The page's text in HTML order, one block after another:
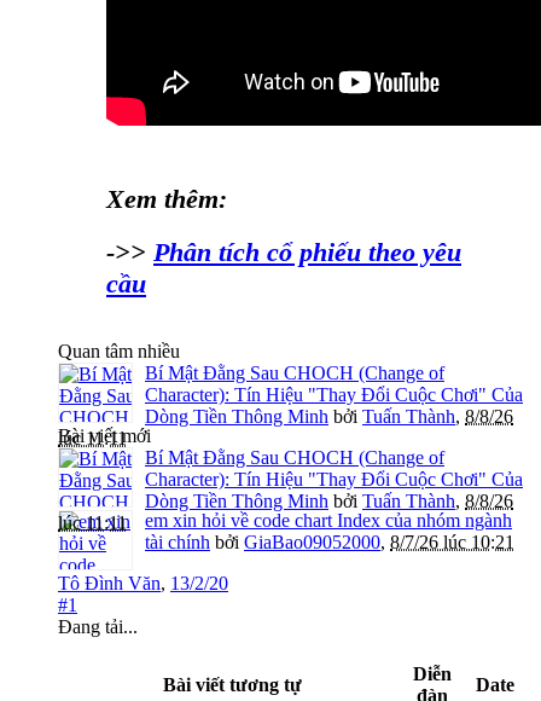
Xem thêm:
->> Phân tích cổ phiếu theo yêu
cầu
Quan tâm nhiều
Bí Mật Đằng Sau CHOCH (Change of
Character): Tín Hiệu "Thay Đổi Cuộc Chơi" Của
Dòng Tiền Thông Minh bởi Tuấn Thành, 8/8/26
lúc 11:11
Bài viết mới
Bí Mật Đằng Sau CHOCH (Change of
Character): Tín Hiệu "Thay Đổi Cuộc Chơi" Của
Dòng Tiền Thông Minh bởi Tuấn Thành, 8/8/26
lúc 11:11
em xin hỏi về code chart Index của nhóm ngành
tài chính bởi GiaBao09052000, 8/7/26 lúc 10:21
Tô Đình Văn, 13/2/20
#1
Đang tải...
Bài viết tương tự
Diễn
đàn
Date